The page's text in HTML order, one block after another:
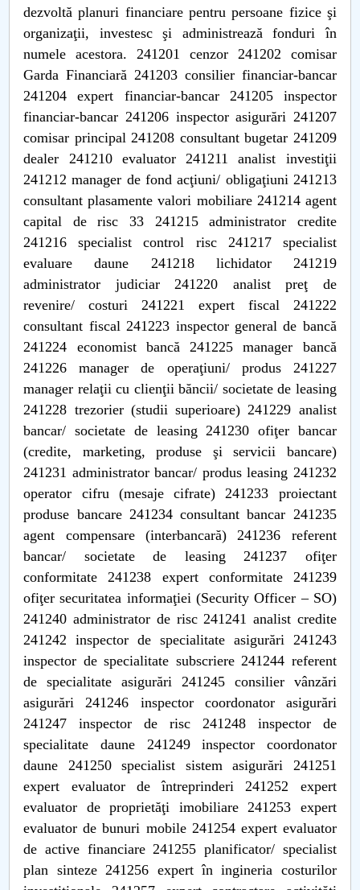
dezvoltă planuri financiare pentru persoane fizice şi
organizaţii, investesc şi administrează fonduri în
numele acestora. 241201 cenzor 241202 comisar
Garda Financiară 241203 consilier financiar-bancar
241204 expert financiar-bancar 241205 inspector
financiar-bancar 241206 inspector asigurări 241207
comisar principal 241208 consultant bugetar 241209
dealer 241210 evaluator 241211 analist investiţii
241212 manager de fond acţiuni/ obligaţiuni 241213
consultant plasamente valori mobiliare 241214 agent
capital de risc 33 241215 administrator credite
241216 specialist control risc 241217 specialist
evaluare daune 241218 lichidator 241219
administrator judiciar 241220 analist preţ de
revenire/ costuri 241221 expert fiscal 241222
consultant fiscal 241223 inspector general de bancă
241224 economist bancă 241225 manager bancă
241226 manager de operaţiuni/ produs 241227
manager relaţii cu clienţii băncii/ societate de leasing
241228 trezorier (studii superioare) 241229 analist
bancar/ societate de leasing 241230 ofiţer bancar
(credite, marketing, produse şi servicii bancare)
241231 administrator bancar/ produs leasing 241232
operator cifru (mesaje cifrate) 241233 proiectant
produse bancare 241234 consultant bancar 241235
agent compensare (interbancară) 241236 referent
bancar/ societate de leasing 241237 ofiţer
conformitate 241238 expert conformitate 241239
ofiţer securitatea informaţiei (Security Officer – SO)
241240 administrator de risc 241241 analist credite
241242 inspector de specialitate asigurări 241243
inspector de specialitate subscriere 241244 referent
de specialitate asigurări 241245 consilier vânzări
asigurări 241246 inspector coordonator asigurări
241247 inspector de risc 241248 inspector de
specialitate daune 241249 inspector coordonator
daune 241250 specialist sistem asigurări 241251
expert evaluator de întreprinderi 241252 expert
evaluator de proprietăţi imobiliare 241253 expert
evaluator de bunuri mobile 241254 expert evaluator
de active financiare 241255 planificator/ specialist
plan sinteze 241256 expert în ingineria costurilor